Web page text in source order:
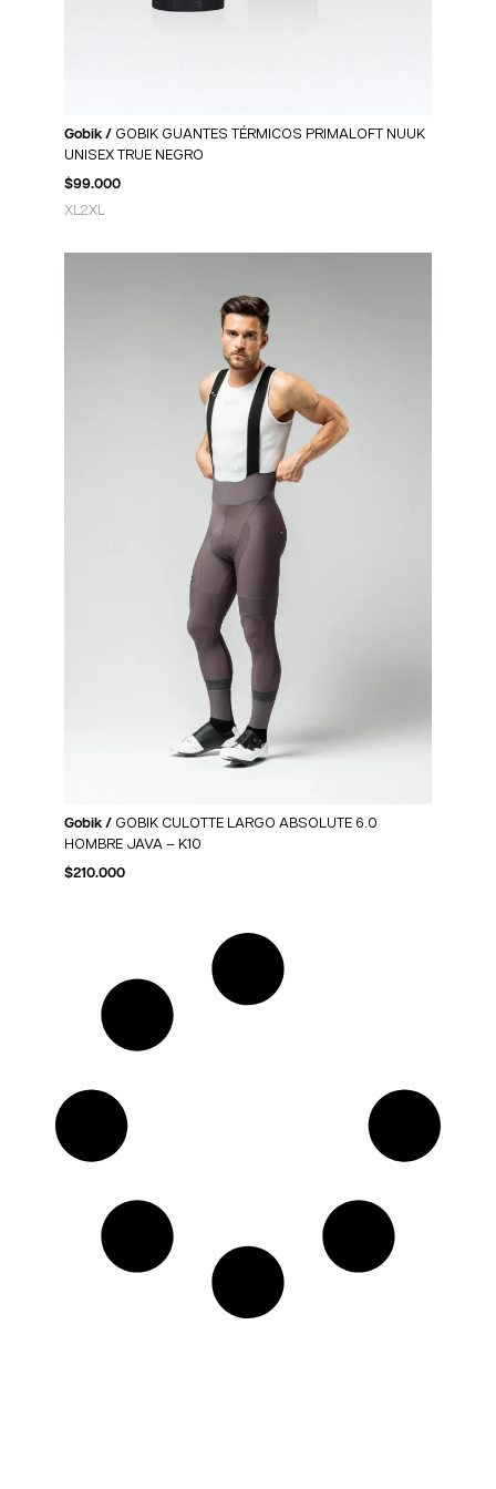
Gobik / GOBIK GUANTES TÉRMICOS PRIMALOFT NUUK
UNISEX TRUE NEGRO
$99.000
XL2XL
Gobik / GOBIK CULOTTE LARGO ABSOLUTE 6.0
HOMBRE JAVA – K10
$210.000